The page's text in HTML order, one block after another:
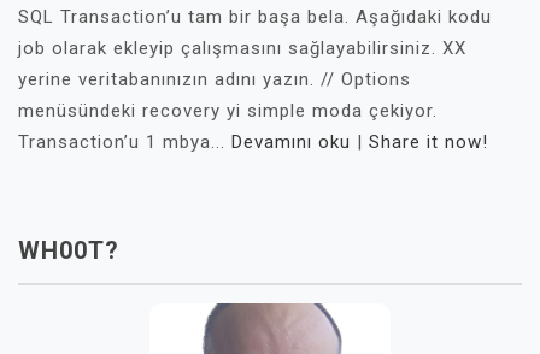
SQL Transaction’u tam bir başa bela. Aşağıdaki kodu
job olarak ekleyip çalışmasını sağlayabilirsiniz. XX
yerine veritabanınızın adını yazın. // Options
menüsündeki recovery yi simple moda çekiyor.
Transaction’u 1 mbya... Devamını oku | Share it now!
WH00T?